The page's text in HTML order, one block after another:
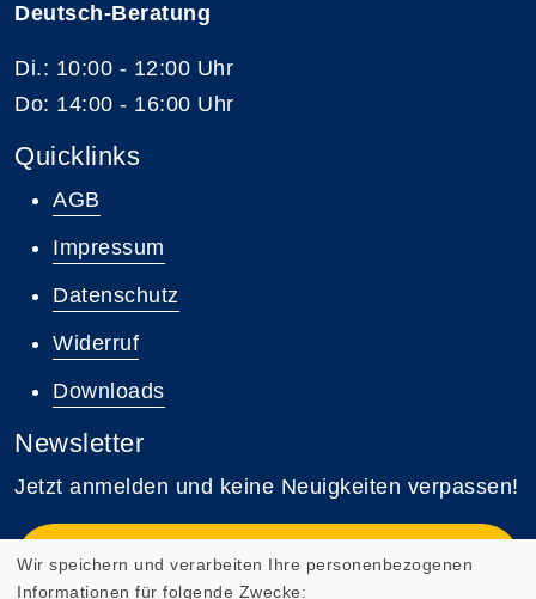
Deutsch-Beratung
Di.: 10:00 - 12:00 Uhr
Do: 14:00 - 16:00 Uhr
Quicklinks
AGB
Impressum
Datenschutz
Widerruf
Downloads
Newsletter
Jetzt anmelden und keine Neuigkeiten verpassen!
Zum Newsletter anmelden
Wir speichern und verarbeiten Ihre personenbezogenen
Informationen für folgende Zwecke: